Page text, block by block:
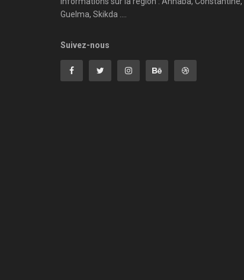
Guelma, Skikda ....
Suivez-nous